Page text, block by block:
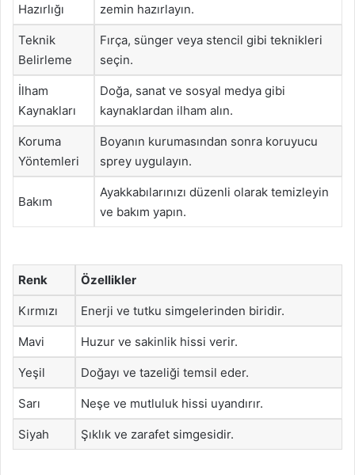
Hazırlığı
zemin hazırlayın.
Teknik
Belirleme
Fırça, sünger veya stencil gibi teknikleri
seçin.
İlham
Kaynakları
Doğa, sanat ve sosyal medya gibi
kaynaklardan ilham alın.
Koruma
Yöntemleri
Boyanın kurumasından sonra koruyucu
sprey uygulayın.
Bakım
Ayakkabılarınızı düzenli olarak temizleyin
ve bakım yapın.
Renk Özellikler
Kırmızı Enerji ve tutku simgelerinden biridir.
Mavi Huzur ve sakinlik hissi verir.
Yeşil Doğayı ve tazeliği temsil eder.
Sarı Neşe ve mutluluk hissi uyandırır.
Siyah Şıklık ve zarafet simgesidir.